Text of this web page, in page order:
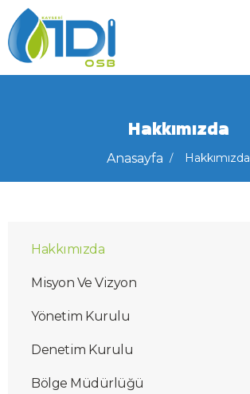
Hakkımızda
Anasayfa Hakkımızda
Hakkımızda
Misyon Ve Vizyon
Yönetim Kurulu
Denetim Kurulu
Bölge Müdürlüğü